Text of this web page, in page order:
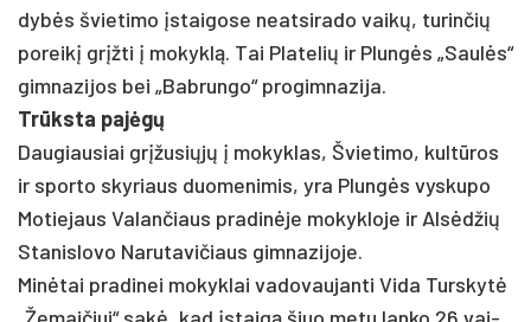
dybės švie­ti­mo įstai­go­se neat­si­ra­do vaikų, tu­rin­čių
po­reikį grįžti į mo­kyklą. Tai Pla­te­lių ir Plungės „Saulės“
gim­na­zi­jos bei „Bab­run­go“ pro­gim­na­zi­ja.
Trūksta pa­jėgų
Dau­giau­siai grįžu­siųjų į mo­kyk­las, Švie­ti­mo, kultū­ros
ir spor­to sky­riaus duo­me­ni­mis, yra Plungės vys­ku­po
Mo­tie­jaus Va­lan­čiaus pra­dinė­je mo­kyk­lo­je ir Alsėd­žių
Sta­nis­lo­vo Na­ru­ta­vi­čiaus gim­na­zi­jo­je.
Minė­tai pra­di­nei mo­kyk­lai va­do­vau­jan­ti Vi­da Turs­kytė